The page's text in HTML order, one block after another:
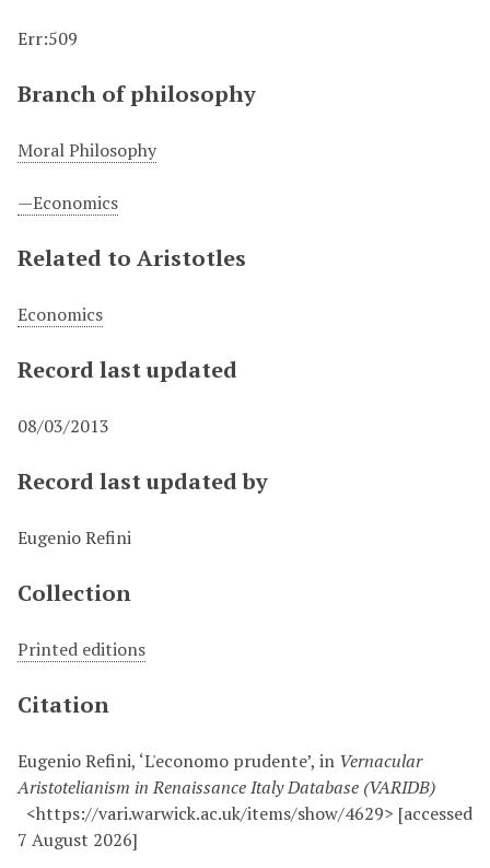
Err:509
Branch of philosophy
Moral Philosophy
—Economics
Related to Aristotles
Economics
Record last updated
08/03/2013
Record last updated by
Eugenio Refini
Collection
Printed editions
Citation
Eugenio Refini, ‘L'economo prudente’, in Vernacular
Aristotelianism in Renaissance Italy Database (VARIDB)
<https://vari.warwick.ac.uk/items/show/4629> [accessed
7 August 2026]